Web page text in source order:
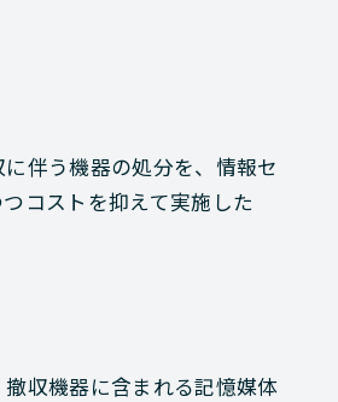
伴う機器の処分を、情報セ
コストを抑えて実施した
撤収機器に含まれる記憶媒体